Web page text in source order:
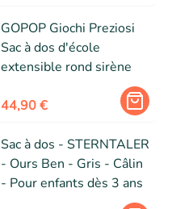
GOPOP Giochi Preziosi
Sac à dos d'école
extensible rond sirène
44,90 €
Sac à dos - STERNTALER
- Ours Ben - Gris - Câlin
- Pour enfants dès 3 ans